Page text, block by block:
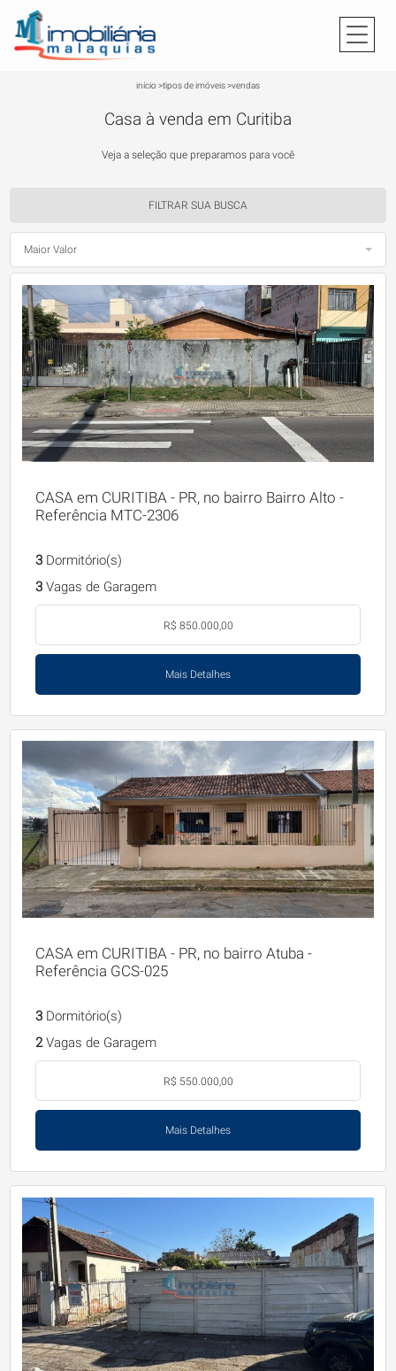
início>tipos de imóveis>vendas
Casa à venda em Curitiba
Veja a seleção que preparamos para você
FILTRAR SUA BUSCA
Maior Valor
CASA em CURITIBA - PR, no bairro Bairro Alto -
Referência MTC-2306
3Dormitório(s)
3Vagas de Garagem
R$ 850.000,00
Mais Detalhes
CASA em CURITIBA - PR, no bairro Atuba -
Referência GCS-025
3Dormitório(s)
2Vagas de Garagem
R$ 550.000,00
Mais Detalhes